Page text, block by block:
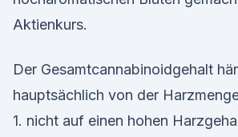
Aktienkurs.
Der Gesamtcannabinoidgehalt
hauptsächlich von der
1. nicht auf einen hohen